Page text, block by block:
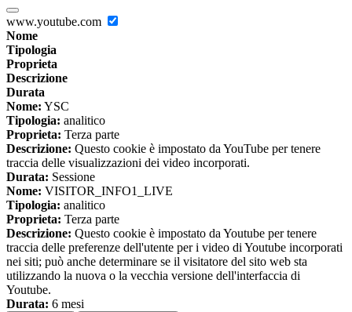
www.youtube.com
Nome
Tipologia
Proprieta
Descrizione
Durata
Nome: YSC
Tipologia: analitico
Proprieta: Terza parte
Descrizione: Questo cookie è impostato da YouTube per tenere
traccia delle visualizzazioni dei video incorporati.
Durata: Sessione
Nome: VISITOR_INFO1_LIVE
Tipologia: analitico
Proprieta: Terza parte
Descrizione: Questo cookie è impostato da Youtube per tenere
traccia delle preferenze dell'utente per i video di Youtube incorporati
nei siti; può anche determinare se il visitatore del sito web sta
utilizzando la nuova o la vecchia versione dell'interfaccia di
Youtube.
Durata: 6 mesi